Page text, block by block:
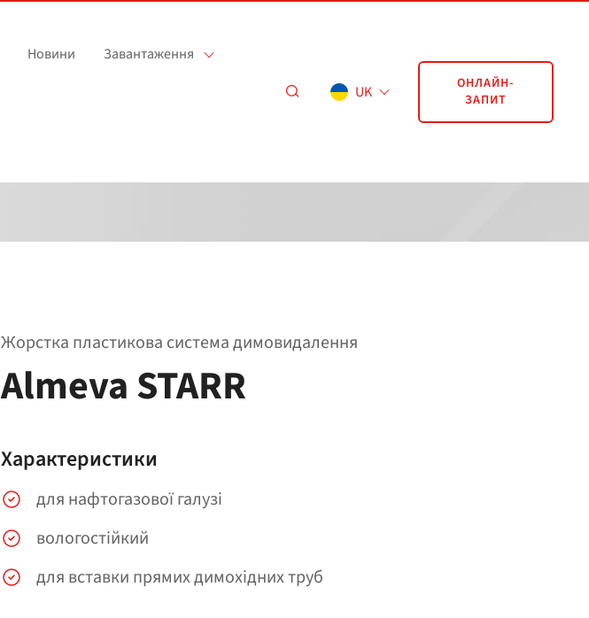
Новини Завантаження
UK
ОНЛАЙН-
ЗАПИТ
Жорстка пластикова система димовидалення
Аlmeva STARR
Характеристики
для нафтогазової галузі
вологостійкий
для вставки прямих димохідних труб